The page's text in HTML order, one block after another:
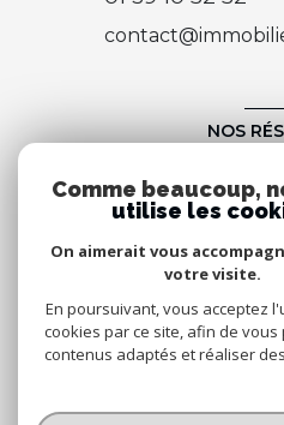
NOS
Nous
Comme beaucoup,
utilise les
On aimerait vous
votre visite.
En poursuivant, vous acceptez
cookies par ce site, afin de
contenus adaptés et réaliser